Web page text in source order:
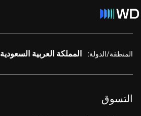
المنطقة/الدولة: المملكة العربية السعودية
التسوق